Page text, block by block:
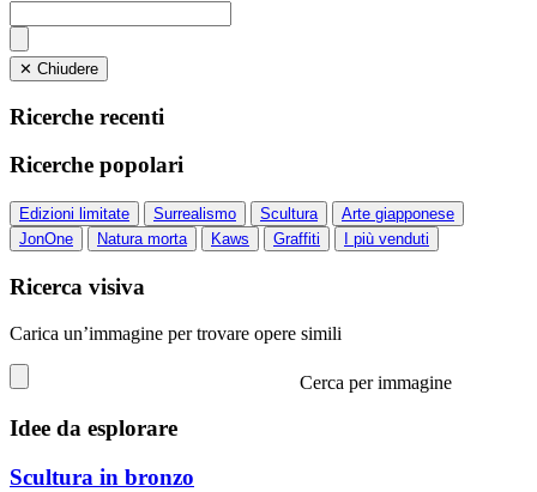
✕ Chiudere
Ricerche recenti
Ricerche popolari
Edizioni limitate Surrealismo Scultura
Arte giapponese
JonOne
Natura morta Kaws Graffiti I più venduti
Ricerca visiva
Carica un’immagine per trovare opere simili
Cerca per immagine
Idee da esplorare
Scultura in bronzo